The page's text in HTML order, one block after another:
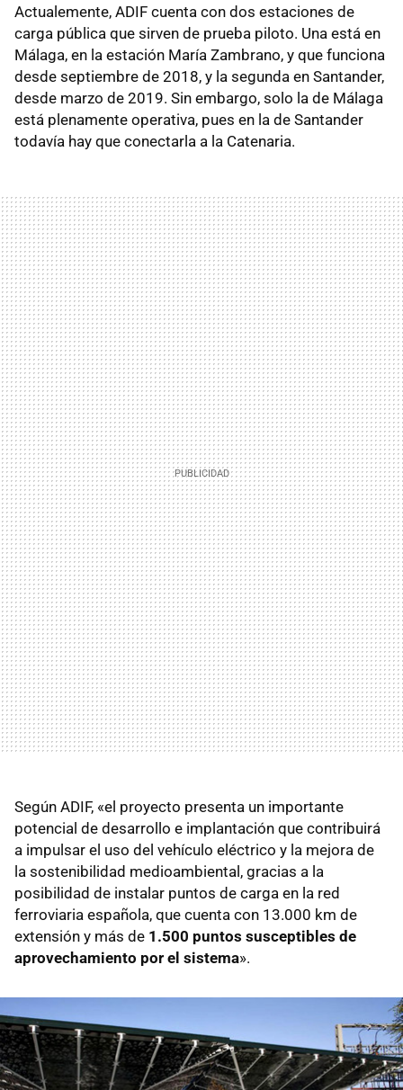
Actualemente, ADIF cuenta con dos estaciones de
carga pública que sirven de prueba piloto. Una está en
Málaga, en la estación María Zambrano, y que funciona
desde septiembre de 2018, y la segunda en Santander,
desde marzo de 2019. Sin embargo, solo la de Málaga
está plenamente operativa, pues en la de Santander
todavía hay que conectarla a la Catenaria.
Según ADIF, «el proyecto presenta un importante
potencial de desarrollo e implantación que contribuirá
a impulsar el uso del vehículo eléctrico y la mejora de
la sostenibilidad medioambiental, gracias a la
posibilidad de instalar puntos de carga en la red
ferroviaria española, que cuenta con 13.000 km de
extensión y más de 1.500 puntos susceptibles de
aprovechamiento por el sistema».